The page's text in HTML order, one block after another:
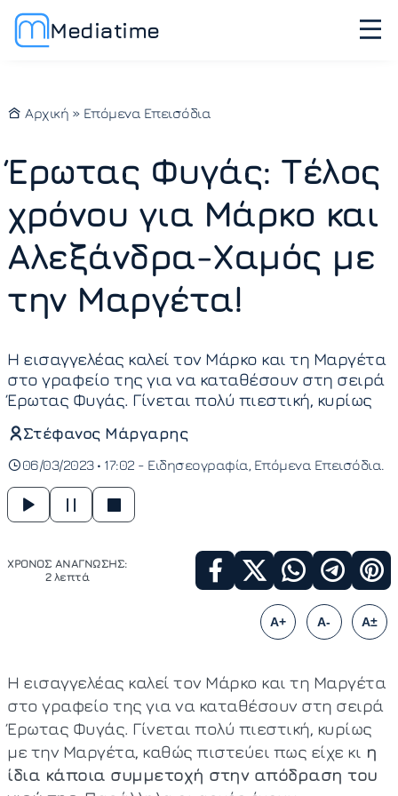
Mediatime
Αρχική » Επόμενα Επεισόδια
Έρωτας Φυγάς: Τέλος
χρόνου για Μάρκο και
Αλεξάνδρα-Χαμός με
την Μαργέτα!
Η εισαγγελέας καλεί τον Μάρκο και τη Μαργέτα
στο γραφείο της για να καταθέσουν στη σειρά
Έρωτας Φυγάς. Γίνεται πολύ πιεστική, κυρίως
Στέφανος Μάργαρης
06/03/2023 • 17:02 - Ειδησεογραφία Επόμενα Επεισόδια
ΧΡΟΝΟΣ ΑΝΑΓΝΩΣΗΣ:
2 λεπτά
A+ A- A±
Η εισαγγελέας καλεί τον Μάρκο και τη Μαργέτα
στο γραφείο της για να καταθέσουν στη σειρά
Έρωτας Φυγάς. Γίνεται πολύ πιεστική, κυρίως
με την Μαργέτα, καθώς πιστεύει πως είχε κι η
ίδια κάποια συμμετοχή στην απόδραση του